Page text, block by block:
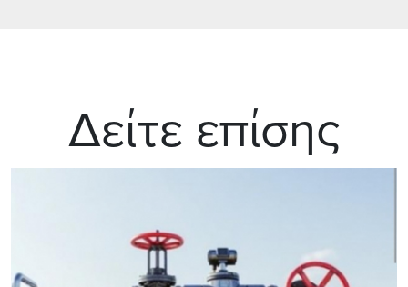
Δείτε επίσης